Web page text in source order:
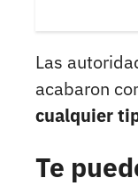
Las
acabaron
cualquier
Te